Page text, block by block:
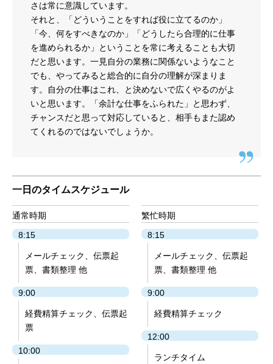
さは常に意識しています。
それと、「どういうことをすれば役に立てるのか」
「今、何をすべきなのか」「どうしたら合理的に仕事
を進められるか」ということを常に考えることも大切
だと思います。一見自分の業務に関係ないようなこと
でも、やってみると総合的に自分の理解が深まりま
す。自分の仕事はこれ、と決めないで広くやるのがよ
いと思います。「余計な仕事をふられた」と思わず、
チャンスだと思って対応していると、相手もまた認め
てくれるのではないでしょうか。
一日のタイムスケジュール
通常時期
8:15
メールチェック、伝票起
票、書類整理 他
9:00
経費精算チェック、伝票起
票
10:00
繁忙時期
8:15
メールチェック、伝票起
票、書類整理 他
9:00
経費精算チェック
12:00
ランチタイム